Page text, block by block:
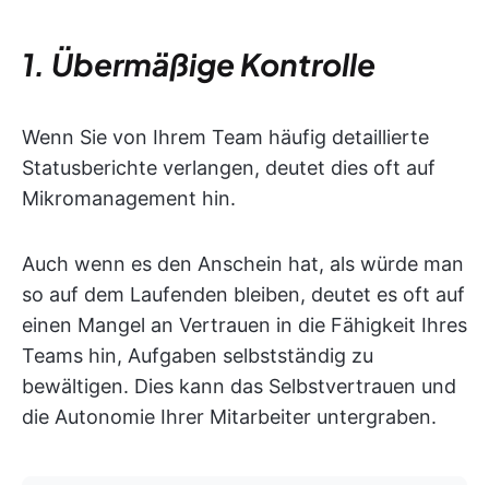
1. Übermäßige Kontrolle
Wenn Sie von Ihrem Team häufig detaillierte
Statusberichte verlangen, deutet dies oft auf
Mikromanagement hin.
Auch wenn es den Anschein hat, als würde man
so auf dem Laufenden bleiben, deutet es oft auf
einen Mangel an Vertrauen in die Fähigkeit Ihres
Teams hin, Aufgaben selbstständig zu
bewältigen. Dies kann das Selbstvertrauen und
die Autonomie Ihrer Mitarbeiter untergraben.